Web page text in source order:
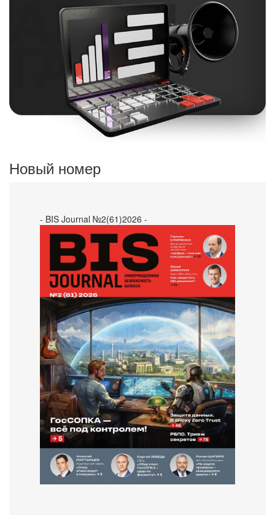
Новый номер
- BIS Journal №2(61)2026 -